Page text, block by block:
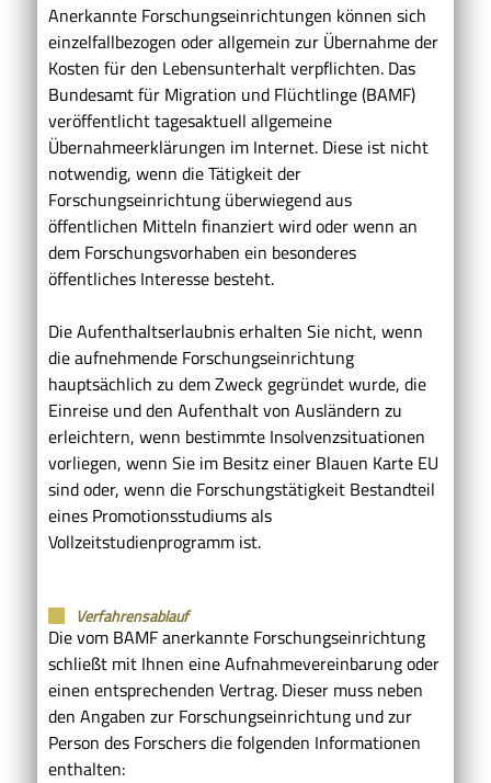
Anerkannte Forschungseinrichtungen können sich
einzelfallbezogen oder allgemein zur Übernahme der
Kosten für den Lebensunterhalt verpflichten. Das
Bundesamt für Migration und Flüchtlinge (BAMF)
veröffentlicht tagesaktuell allgemeine
Übernahmeerklärungen im Internet. Diese ist nicht
notwendig, wenn die Tätigkeit der
Forschungseinrichtung überwiegend aus
öffentlichen Mitteln finanziert wird oder wenn an
dem Forschungsvorhaben ein besonderes
öffentliches Interesse besteht.
Die Aufenthaltserlaubnis erhalten Sie nicht, wenn
die aufnehmende Forschungseinrichtung
hauptsächlich zu dem Zweck gegründet wurde, die
Einreise und den Aufenthalt von Ausländern zu
erleichtern, wenn bestimmte Insolvenzsituationen
vorliegen, wenn Sie im Besitz einer Blauen Karte EU
sind oder, wenn die Forschungstätigkeit Bestandteil
eines Promotionsstudiums als
Vollzeitstudienprogramm ist.
Verfahrensablauf
Die vom BAMF anerkannte Forschungseinrichtung
schließt mit Ihnen eine Aufnahmevereinbarung oder
einen entsprechenden Vertrag. Dieser muss neben
den Angaben zur Forschungseinrichtung und zur
Person des Forschers die folgenden Informationen
enthalten: